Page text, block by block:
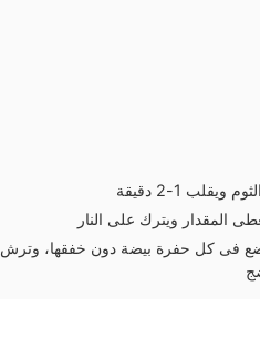
1-2 دقيقة
المقدار ويترك على النار
فى كل حفرة بيضة دون خفقها، وترش